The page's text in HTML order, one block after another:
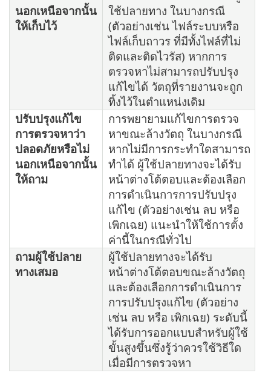
นอกเหนือจากนั้น
ให้เก็บไว้
ใช้ปลายทาง ในบางกรณี
(ตัวอย่างเช่น ไฟล์ระบบหรือ
ไฟล์เก็บถาวร ที่มีทั้งไฟล์ที่ไม่
ติดและติดไวรัส) หากการ
ตรวจหาไม่สามารถปรับปรุง
แก้ไขได้ วัตถุที่รายงานจะถูก
ทิ้งไว้ในตำแหน่งเดิม
ปรับปรุงแก้ไข
การตรวจหาว่า
ปลอดภัยหรือไม่
นอกเหนือจากนั้น
ให้ถาม
การพยายามแก้ไขการตรวจ
หาขณะล้างวัตถุ ในบางกรณี
หากไม่มีการกระทำใดสามารถ
ทำได้ ผู้ใช้ปลายทางจะได้รับ
หน้าต่างโต้ตอบและต้องเลือก
การดำเนินการการปรับปรุง
แก้ไข (ตัวอย่างเช่น ลบ หรือ
เพิกเฉย) แนะนำให้ใช้การตั้ง
ค่านี้ในกรณีทั่วไป
ถามผู้ใช้ปลาย
ทางเสมอ
ผู้ใช้ปลายทางจะได้รับ
หน้าต่างโต้ตอบขณะล้างวัตถุ
และต้องเลือกการดำเนินการ
การปรับปรุงแก้ไข (ตัวอย่าง
เช่น ลบ หรือ เพิกเฉย) ระดับนี้
ได้รับการออกแบบสำหรับผู้ใช้
ขั้นสูงขึ้นซึ่งรู้ว่าควรใช้วิธีใด
เมื่อมีการตรวจหา